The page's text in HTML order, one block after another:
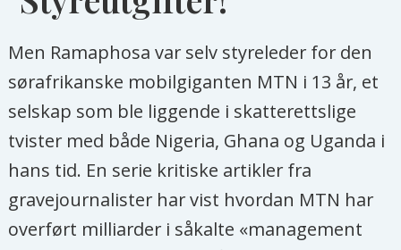
Men Ramaphosa var selv styreleder for den
sørafrikanske mobilgiganten MTN i 13 år, et
selskap som ble liggende i skatterettslige
tvister med både Nigeria, Ghana og Uganda i
hans tid. En serie kritiske artikler fra
gravejournalister har vist hvordan MTN har
overført milliarder i såkalte «management